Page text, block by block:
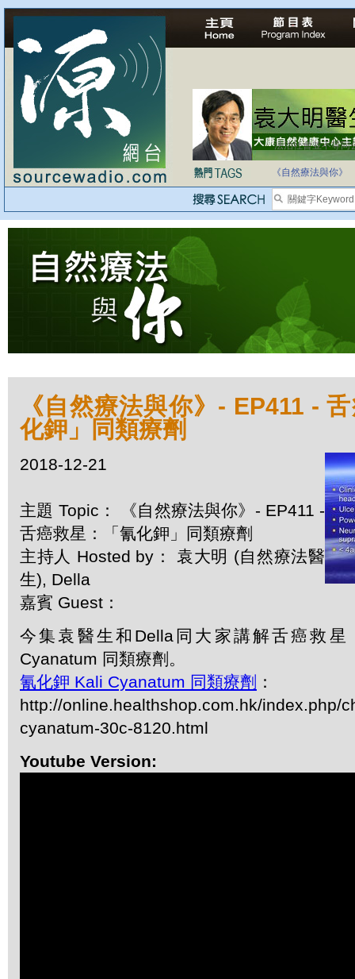
法治社會並不等同
《自然療法與你》
《自然療法與你》- EP411 -
化鉀」同類療劑
2018-12-21
主題 Topic： 《自然療法與你》- EP411 -
舌癌救星：「氰化鉀」同類療劑
主持人 Hosted by： 袁大明 (自然療法醫
生), Della
嘉賓 Guest：
今集袁醫生和Della同大家講解舌癌救星
Cyanatum 同類療劑。
氰化鉀 Kali Cyanatum 同類療劑 ：
http://online.healthshop.com.hk/index.php/
cyanatum-30c-8120.html
Youtube Version: